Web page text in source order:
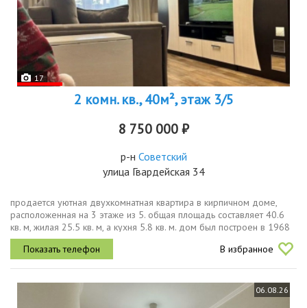
17
2 комн. кв., 40м², этаж 3/5
8 750 000 ₽
р-н Советский
улица Гвардейская 34
продается уютная двухкомнатная квартира в кирпичном доме,
расположенная на 3 этаже из 5. общая площадь составляет 40.6
кв. м, жилая 25.5 кв. м, а кухня 5.8 кв. м. дом был построен в 1968
году. высота потолков 2.7 метра. окна выходят на улицу, что...
В избранное
06.08.26